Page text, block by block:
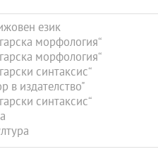
език
морфология“
морфология“
синтаксис“
в издателство"
синтаксис“